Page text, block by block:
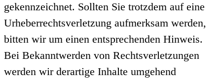
gekennzeichnet. Sollten Sie trotzdem auf eine
Urheberrechtsverletzung aufmerksam werden,
bitten wir um einen entsprechenden Hinweis.
Bei Bekanntwerden von Rechtsverletzungen
werden wir derartige Inhalte umgehend